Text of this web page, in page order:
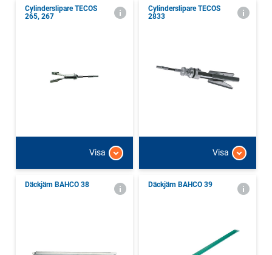
Cylinderslipare TECOS
265, 267
Visa
Cylinderslipare TECOS
2833
Visa
Däckjärn BAHCO 38 Däckjärn BAHCO 39